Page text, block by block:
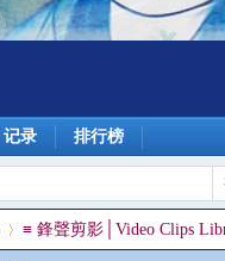
记录 排行榜
≡ 鋒聲剪影│Video Clips